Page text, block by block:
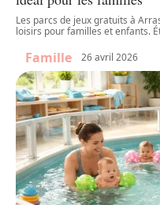
Les parcs de jeux gratuits à
loisirs pour familles et enfants.
Famille 26 avril 2026